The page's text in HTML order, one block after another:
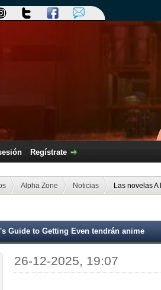
Regístrate
Alpha Zone Noticias Las novelas
Guide to Getting Even tendrán anime
26-12-2025, 19:07